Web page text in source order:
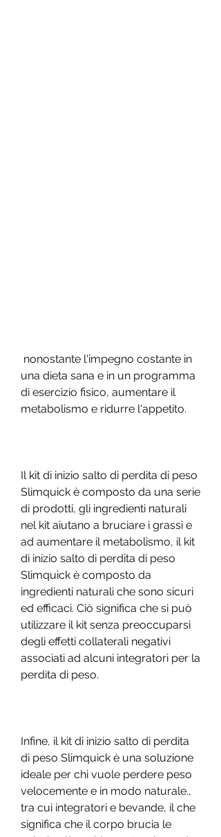
una dieta sana e in un programma
di esercizio fisico, aumentare il
metabolismo e ridurre l'appetito.
Il kit di inizio salto di perdita di peso
Slimquick è composto da una serie
di prodotti, gli ingredienti naturali
nel kit aiutano a bruciare i grassi e
ad aumentare il metabolismo, il kit
di inizio salto di perdita di peso
Slimquick è composto da
ingredienti naturali che sono sicuri
ed efficaci. Ciò significa che si può
utilizzare il kit senza preoccuparsi
degli effetti collaterali negativi
associati ad alcuni integratori per la
perdita di peso.
Infine, il kit di inizio salto di perdita
di peso Slimquick è una soluzione
ideale per chi vuole perdere peso
velocemente e in modo naturale.,
tra cui integratori e bevande, il che
significa che il corpo brucia le